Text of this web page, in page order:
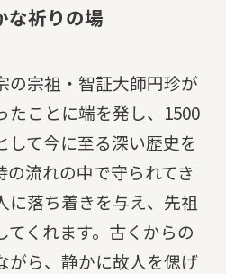
な祈りの場
の宗祖・智証大師円珍が
たことに端を発し、1500
して今に至る深い歴史を
流れの中で守られてき
に落ち着きを与え、先祖
てくれます。古くからの
がら、静かに故人を偲げ